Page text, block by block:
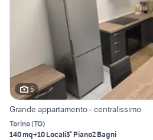
5
Grande appartamento - centralissimo
Torino(TO)
140 mq+10 Locali3° Piano2 Bagni